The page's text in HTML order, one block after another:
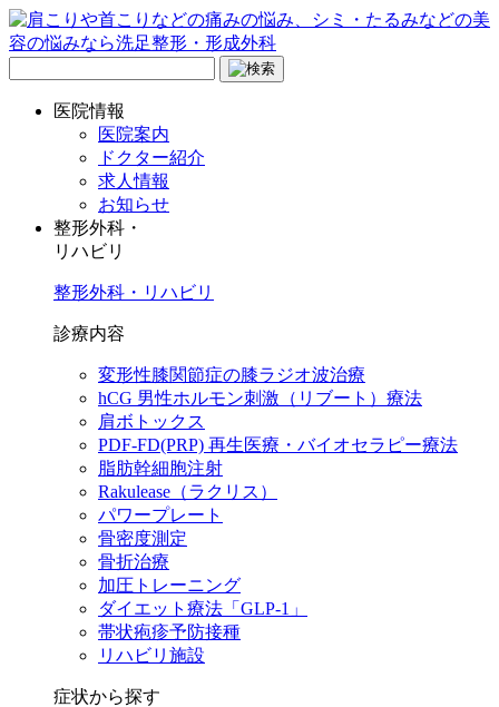
医院情報
医院案内
ドクター紹介
求人情報
お知らせ
整形外科・
リハビリ
整形外科・リハビリ
診療内容
変形性膝関節症の膝ラジオ波治療
hCG 男性ホルモン刺激（リブート）療法
肩ボトックス
PDF-FD(PRP) 再生医療・バイオセラピー療法
脂肪幹細胞注射
Rakulease（ラクリス）
パワープレート
骨密度測定
骨折治療
加圧トレーニング
ダイエット療法「GLP-1」
帯状疱疹予防接種
リハビリ施設
症状から探す